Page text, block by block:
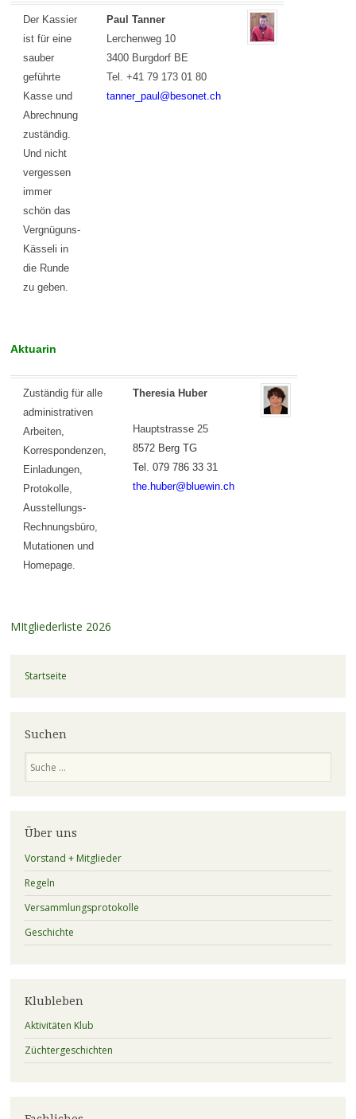
Der Kassier
ist für eine
sauber
geführte
Kasse und
Abrechnung
zuständig.
Und nicht
vergessen
immer
schön das
Vergnüguns-
Kässeli in
die Runde
zu geben.
Paul Tanner
Lerchenweg 10
3400 Burgdorf BE
Tel. +41 79 173 01 80
tanner_paul@besonet.ch
Aktuarin
Zuständig für alle
administrativen
Arbeiten,
Korrespondenzen,
Einladungen,
Protokolle,
Ausstellungs-
Rechnungsbüro,
Mutationen und
Homepage.
Theresia Huber
Hauptstrasse 25
8572 Berg TG
Tel. 079 786 33 31
the.huber@bluewin.ch
MItgliederliste 2026
Startseite
Suchen
Über uns
Vorstand + Mitglieder
Regeln
Versammlungsprotokolle
Geschichte
Klubleben
Aktivitäten Klub
Züchtergeschichten